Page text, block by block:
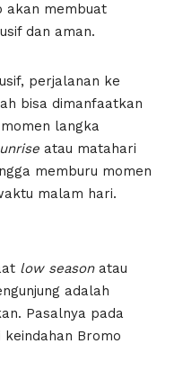
akan membuat
dan aman.
perjalanan ke
bisa dimanfaatkan
langka
atau matahari
memburu momen
malam hari.
low season atau
adalah
Pasalnya pada
Bromo